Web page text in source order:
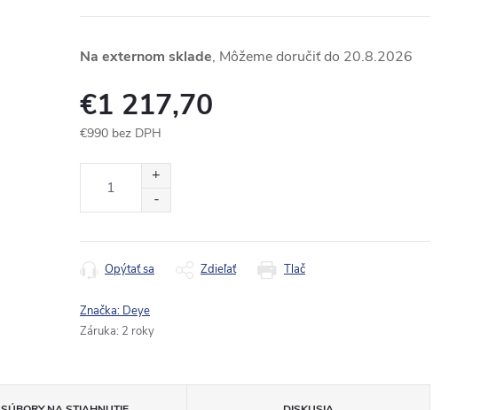
Na externom sklade 20.8.2026
€1 217,70
€990 bez DPH
Tlač
Opýtať sa Zdieľať
Značka: Deye
Záruka: 2 roky